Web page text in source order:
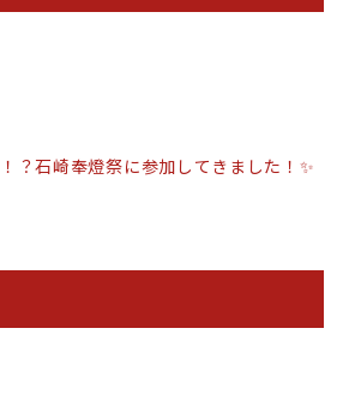
？石崎奉燈祭に参加してきました！✨